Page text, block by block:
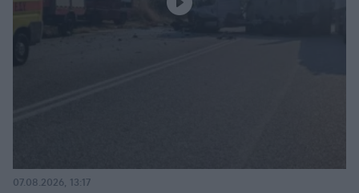
07.08.2026, 13:17